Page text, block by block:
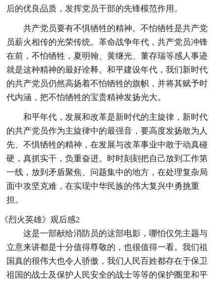
后的优良品质，发挥党员干部的先锋模范作用。
共产党员要有不惧牺牲的精神。不怕牺牲是共产党
员薪火相传的光荣传统。革命战争年代，共产党员冲锋
在前，不怕牺牲，夏明翰、黄继光、董存瑞等感人事迹
就是这种精神的最好诠释。和平建设年代，我们新时代
的共产党员仍然高扬着不怕牺牲的旗帜，并将其赋予时
代内涵，把不怕牺牲的宝贵精神发扬光大。
和平年代，发展和改革是新时代的主旋律，新时代
的共产党员作为主旋律中的最强音，要高度发扬敢为人
先、不惧牺牲的精神，在发展与改革事业中敢于动真碰
硬，真抓实干，负重奋进。时时刻刻把自己放到工作第
一线，放到矛盾聚焦、问题集中的地方，在处理复杂局
面中攻坚克难，在实现中华民族的伟大复兴中勇挑重
担。
《烈火英雄》观后感2
这是一部献给消防员的这部电影，哪怕仅凭主题与
立意来讲都是十分值得尊敬的，也很值得一看。我们祖
国真的很伟大也令人骄傲，我们人民百姓都存在于保卫
祖国的战士及保护人民安全的战士等等的保护圈里和平